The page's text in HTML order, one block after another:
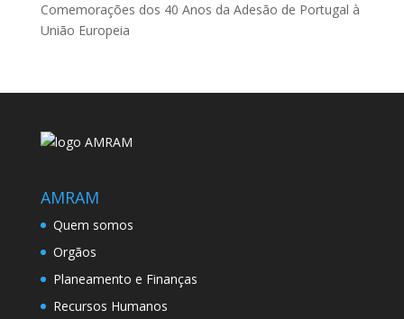
Comemorações dos 40 Anos da Adesão de Portugal à
União Europeia
AMRAM
Quem somos
Orgãos
Planeamento e Finanças
Recursos Humanos